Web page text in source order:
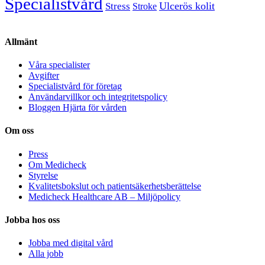
Stress Stroke Ulcerös kolit
Allmänt
Våra specialister
Avgifter
Specialistvård för företag
Användarvillkor och integritetspolicy
Bloggen Hjärta för vården
Om oss
Press
Om Medicheck
Styrelse
Kvalitetsbokslut och patientsäkerhetsberättelse
Medicheck Healthcare AB – Miljöpolicy
Jobba hos oss
Jobba med digital vård
Alla jobb